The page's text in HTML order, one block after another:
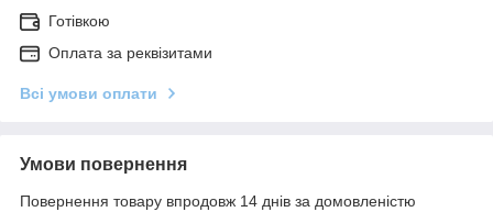
Готівкою
Оплата за реквізитами
Всі умови оплати
Умови повернення
Повернення товару впродовж 14 днів за домовленістю